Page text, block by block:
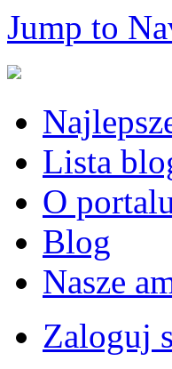
Jump to
Lista
O
Blog
Nasze
Zaloguj